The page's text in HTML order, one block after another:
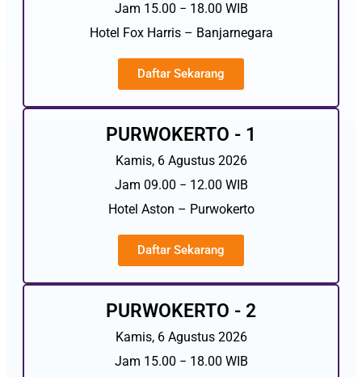
Jam 15.00 − 18.00 WIB
Hotel Fox Harris – Banjarnegara
Daftar Sekarang
PURWOKERTO - 1
Kamis, 6 Agustus 2026
Jam 09.00 − 12.00 WIB
Hotel Aston – Purwokerto
Daftar Sekarang
PURWOKERTO - 2
Kamis, 6 Agustus 2026
Jam 15.00 − 18.00 WIB